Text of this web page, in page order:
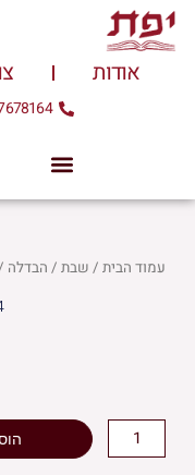
דילוג
לתוכן
אודות
עמוד הבית/ שבת/ הבדלה
כמות
של